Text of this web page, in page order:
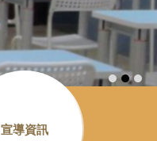
宣導資訊